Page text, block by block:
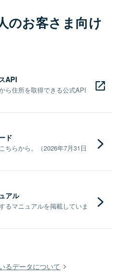
のお客さま向け
API
ら住所を取得できる公式API
ド
ちらから。（2026年7月31日
アル
るマニュアルを掲載していま
るデータについて